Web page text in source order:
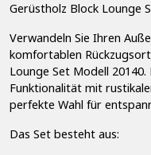
Gerüstholz Block Lounge
Verwandeln Sie Ihren
komfortablen
Lounge Set Modell
Funktionalität mit
perfekte Wahl für
Das Set besteht aus: